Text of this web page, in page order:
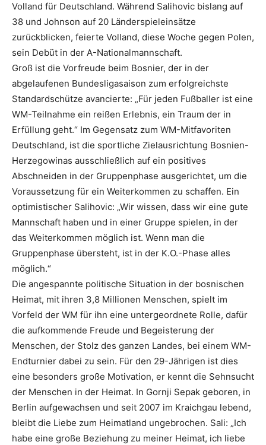
Volland für Deutschland. Während Salihovic bislang auf
38 und Johnson auf 20 Länderspieleinsätze
zurückblicken, feierte Volland, diese Woche gegen Polen,
sein Debüt in der A-Nationalmannschaft.
Groß ist die Vorfreude beim Bosnier, der in der
abgelaufenen Bundesligasaison zum erfolgreichste
Standardschütze avancierte: „Für jeden Fußballer ist eine
WM-Teilnahme ein reißen Erlebnis, ein Traum der in
Erfüllung geht.“ Im Gegensatz zum WM-Mitfavoriten
Deutschland, ist die sportliche Zielausrichtung Bosnien-
Herzegowinas ausschließlich auf ein positives
Abschneiden in der Gruppenphase ausgerichtet, um die
Voraussetzung für ein Weiterkommen zu schaffen. Ein
optimistischer Salihovic: „Wir wissen, dass wir eine gute
Mannschaft haben und in einer Gruppe spielen, in der
das Weiterkommen möglich ist. Wenn man die
Gruppenphase übersteht, ist in der K.O.-Phase alles
möglich.“
Die angespannte politische Situation in der bosnischen
Heimat, mit ihren 3,8 Millionen Menschen, spielt im
Vorfeld der WM für ihn eine untergeordnete Rolle, dafür
die aufkommende Freude und Begeisterung der
Menschen, der Stolz des ganzen Landes, bei einem WM-
Endturnier dabei zu sein. Für den 29-Jährigen ist dies
eine besonders große Motivation, er kennt die Sehnsucht
der Menschen in der Heimat. In Gornji Sepak geboren, in
Berlin aufgewachsen und seit 2007 im Kraichgau lebend,
bleibt die Liebe zum Heimatland ungebrochen. Sali: „Ich
habe eine große Beziehung zu meiner Heimat, ich liebe